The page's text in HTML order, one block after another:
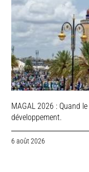
MAGAL 2026 : Quand
développement.
6 août 2026